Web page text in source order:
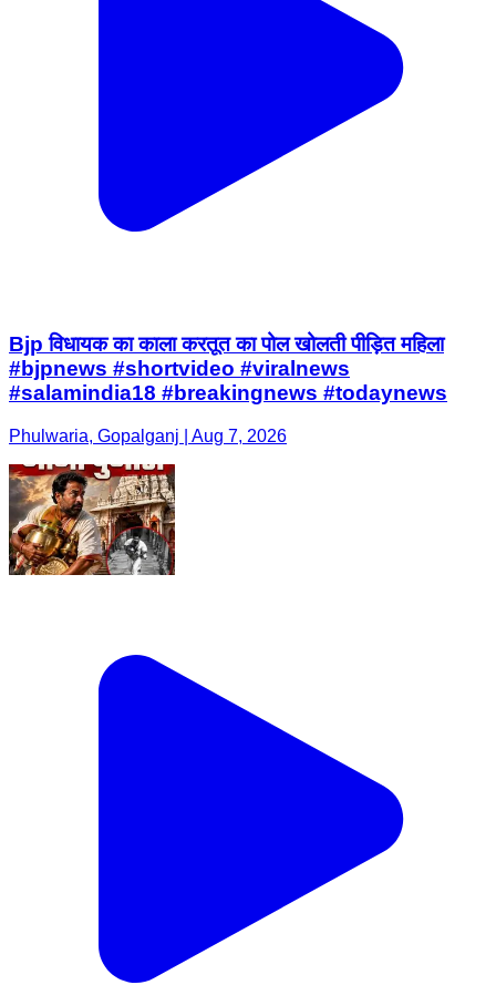
Bjp विधायक का काला करतूत का पोल खोलती पीड़ित महिला
#bjpnews #shortvideo #viralnews
#salamindia18 #breakingnews #todaynews
Phulwaria, Gopalganj | Aug 7, 2026